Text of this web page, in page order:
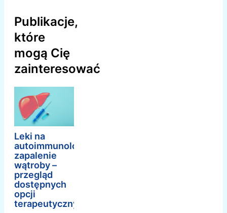
Publikacje,
które
mogą Cię
zainteresować
Leki na
autoimmunologiczne
zapalenie
wątroby –
przegląd
dostępnych
opcji
terapeutycznych